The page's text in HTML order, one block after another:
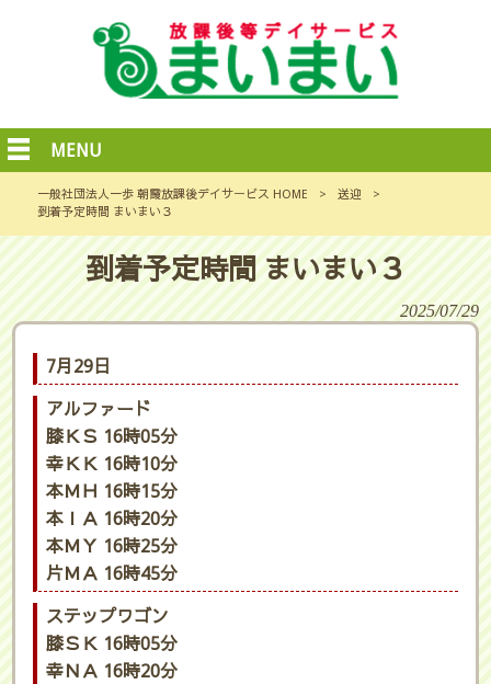
MENU
一般社団法人一歩 朝霞放課後デイサービス HOME > 送迎
>
到着予定時間 まいまい３
到着予定時間 まいまい３
2025/07/29
7月29日
アルファード
膝ＫＳ 16時05分
幸ＫＫ 16時10分
本ＭＨ 16時15分
本ＩＡ 16時20分
本ＭＹ 16時25分
片ＭＡ 16時45分
ステップワゴン
膝ＳＫ 16時05分
幸ＮＡ 16時20分